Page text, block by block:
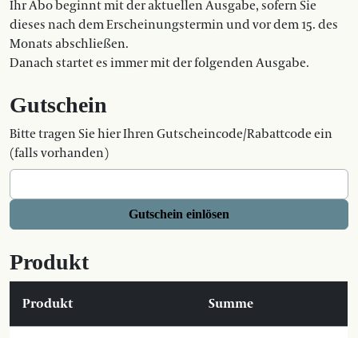
Ihr Abo beginnt mit der aktuellen Ausgabe, sofern Sie
dieses nach dem Erscheinungstermin und vor dem 15. des
Monats abschließen.
Danach startet es immer mit der folgenden Ausgabe.
Gutschein
Bitte tragen Sie hier Ihren Gutscheincode/Rabattcode ein
(falls vorhanden)
Gutschein einlösen
Produkt
Produkt Summe